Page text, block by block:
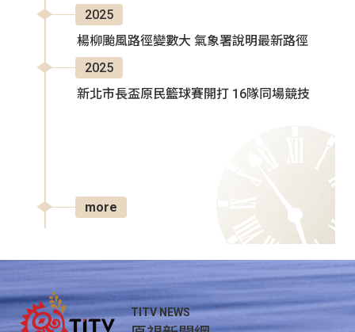
2025
楊柳颱風路徑變數大 氣象署說明最新路徑
2025
新北市長盃原民籃球賽開打 16隊同場競技
more
TITV NEWS